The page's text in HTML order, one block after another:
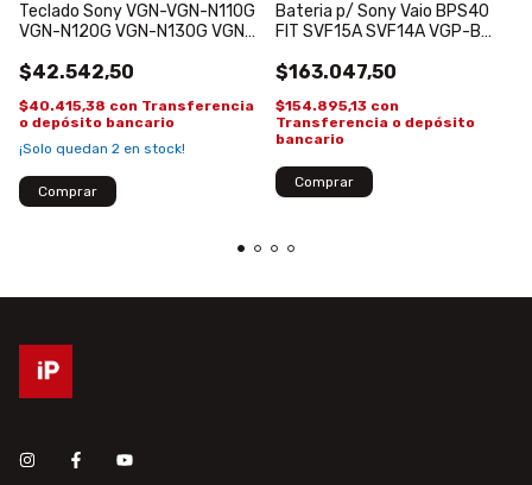
Teclado Sony VGN-VGN-N110G
VGN-N120G VGN-N130G VGN-
$42.542,50
$40.415,38 con Transferencia
o depósito bancario
¡Solo quedan 2 en stock!
Bateria p/ Sony Vaio BPS40
FIT SVF15A SVF14A VGP-B
$163.047,50
$154.895,13 con
Transferencia o depósito
bancario